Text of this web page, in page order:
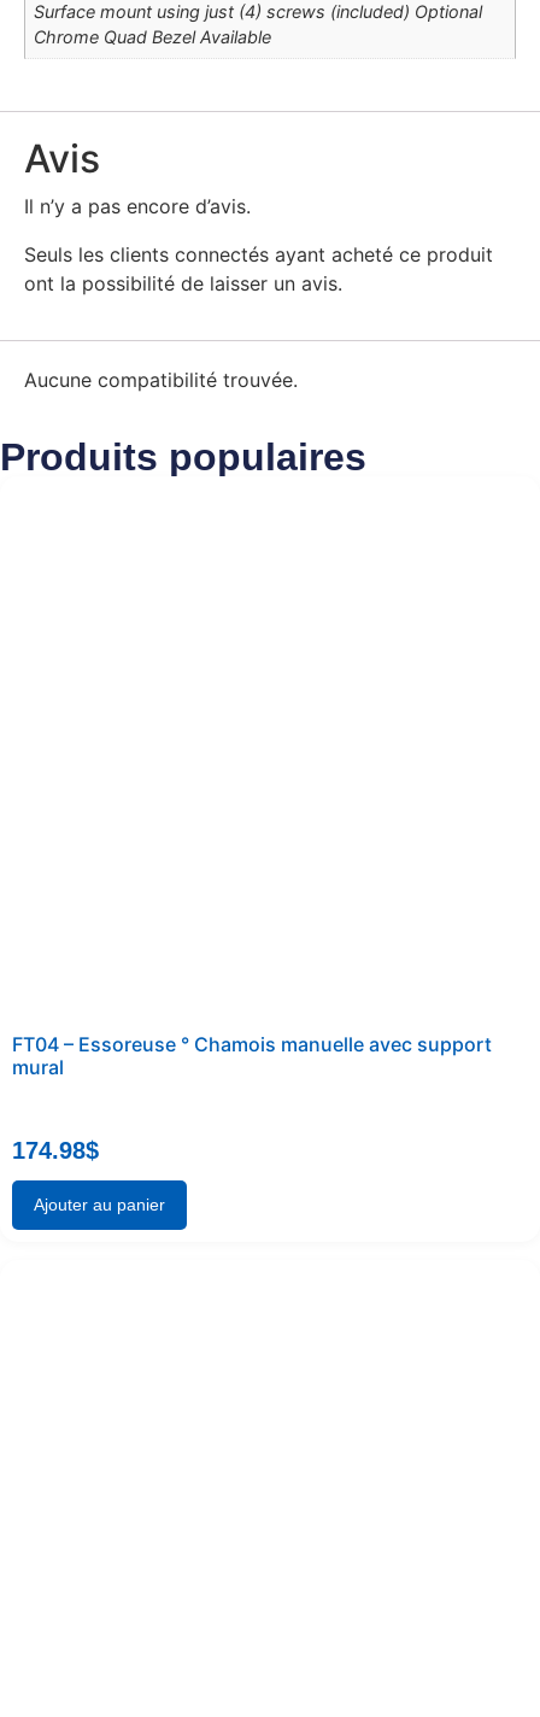
Surface mount using just (4) screws (included) Optional
Chrome Quad Bezel Available
Avis
Il n’y a pas encore d’avis.
Seuls les clients connectés ayant acheté ce produit
ont la possibilité de laisser un avis.
Aucune compatibilité trouvée.
Produits populaires
FT04 – Essoreuse ° Chamois manuelle avec support
mural
174.98$
Ajouter au panier